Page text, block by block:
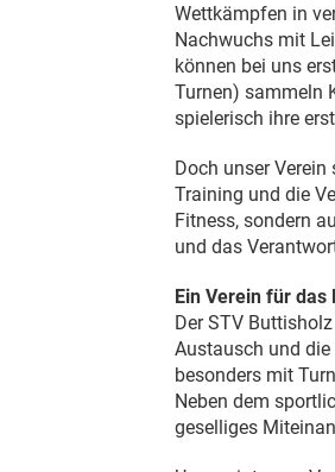
Wettkämpfen in
Nachwuchs mit
können bei uns
Turnen) sammeln
spielerisch ihre
Doch unser
Training und die
Fitness, sondern
und das
Ein Verein für das
Der STV
Austausch und
besonders mit
Neben dem
geselliges